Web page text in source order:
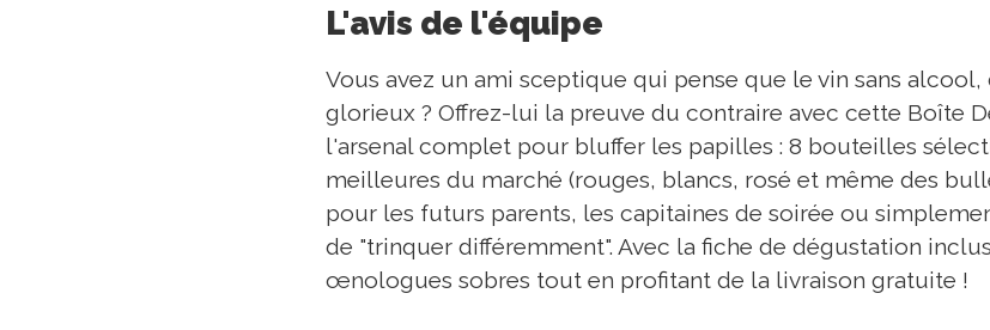
L'avis de l'équipe
Vous avez un ami sceptique qui pense que le vin sans
glorieux ? Offrez-lui la preuve du contraire avec cette Boîte
l'arsenal complet pour bluffer les papilles : 8 bouteilles
meilleures du marché (rouges, blancs, rosé et même des
pour les futurs parents, les capitaines de soirée ou
de "trinquer différemment". Avec la fiche de dégustation
œnologues sobres tout en profitant de la livraison gratuite !